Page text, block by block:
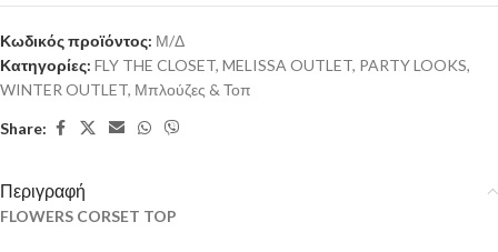
Κωδικός προϊόντος: Μ/Δ
Κατηγορίες: FLY THE CLOSET, MELISSA OUTLET, PARTY LOOKS,
WINTER OUTLET, Μπλούζες & Τοπ
Share:
Περιγραφή
FLOWERS CORSET TOP